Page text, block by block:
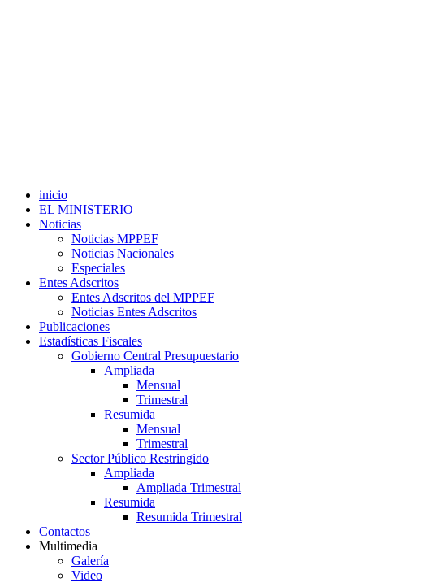
inicio
EL MINISTERIO
Noticias
Noticias MPPEF
Noticias Nacionales
Especiales
Entes Adscritos
Entes Adscritos del MPPEF
Noticias Entes Adscritos
Publicaciones
Estadísticas Fiscales
Gobierno Central Presupuestario
Ampliada
Mensual
Trimestral
Resumida
Mensual
Trimestral
Sector Público Restringido
Ampliada
Ampliada Trimestral
Resumida
Resumida Trimestral
Contactos
Multimedia
Galería
Video